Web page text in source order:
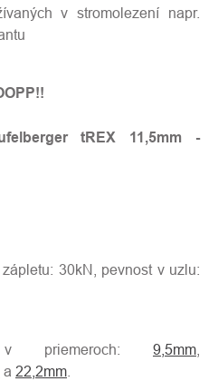
v stromolezení napr.
tREX 11,5mm -
30kN, pevnost v uzlu:
priemeroch: 9,5mm
a 22,2mm